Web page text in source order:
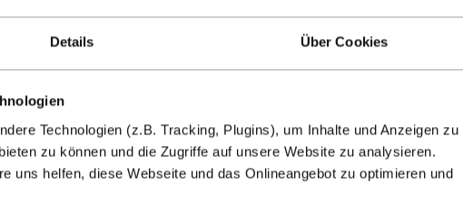
Details Über Cookies
Technologien (z.B. Tracking, Plugins), um Inhalte und Anzeigen zu
zu können und die Zugriffe auf unsere Website zu analysieren.
uns helfen, diese Webseite und das Onlineangebot zu optimieren und
AUFTRÄGE FINDEN